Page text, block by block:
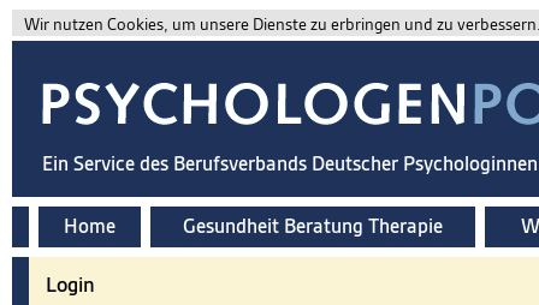
Wir nutzen Cookies, um unsere Dienste zu erbringen und zu
Ein Service des Berufsverbands Deutscher
Home Gesundheit Beratung Therapie
Login